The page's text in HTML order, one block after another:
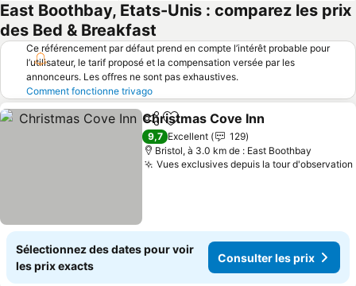
East Boothbay, Etats-Unis : comparez les prix
des Bed & Breakfast
Ce référencement par défaut prend en compte l’intérêt probable pour
l’utilisateur, le tarif proposé et la compensation versée par les
annonceurs. Les offres ne sont pas exhaustives.
Comment fonctionne trivago
PartagerAjouter à mes favoris
Christmas Cove Inn
9,7 Excellent
129
Bristol, à 3.0 km de : East Boothbay
Vues exclusives depuis la tour d'observation
Sélectionnez des dates pour voir
les prix exacts
Consulter les prix